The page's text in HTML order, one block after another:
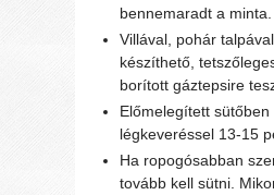
bennemaradt a minta.
Villával, pohár
készíthető,
borított gáztepsire
Előmelegített sütőben
légkeveréssel 13-15
Ha ropogósabban
tovább kell sütni.